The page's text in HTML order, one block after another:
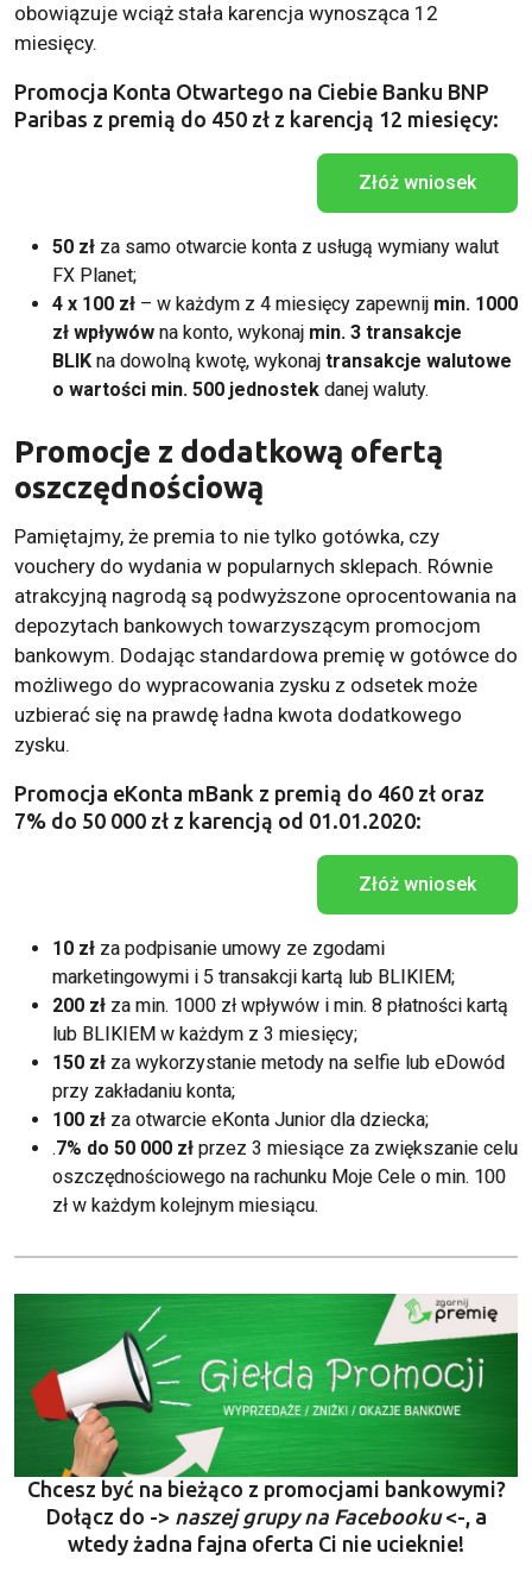
obowiązuje wciąż stała karencja wynosząca 12
miesięcy.
Promocja Konta Otwartego na Ciebie Banku BNP
Paribas z premią do 450 zł z karencją 12 miesięcy:
Złóż wniosek
50 zł za samo otwarcie konta z usługą wymiany walut
FX Planet;
4 x 100 zł – w każdym z 4 miesięcy zapewnij min. 1000
zł wpływów na konto, wykonaj min. 3 transakcje
BLIK na dowolną kwotę, wykonaj transakcje walutowe
o wartości min. 500 jednostek danej waluty.
Promocje z dodatkową ofertą
oszczędnościową
Pamiętajmy, że premia to nie tylko gotówka, czy
vouchery do wydania w popularnych sklepach. Równie
atrakcyjną nagrodą są podwyższone oprocentowania na
depozytach bankowych towarzyszącym promocjom
bankowym. Dodając standardowa premię w gotówce do
możliwego do wypracowania zysku z odsetek może
uzbierać się na prawdę ładna kwota dodatkowego
zysku.
Promocja eKonta mBank z premią do 460 zł oraz
7% do 50 000 zł z karencją od 01.01.2020:
Złóż wniosek
10 zł za podpisanie umowy ze zgodami
marketingowymi i 5 transakcji kartą lub BLIKIEM;
200 zł za min. 1000 zł wpływów i min. 8 płatności kartą
lub BLIKIEM w każdym z 3 miesięcy;
150 zł za wykorzystanie metody na selfie lub eDowód
przy zakładaniu konta;
100 zł za otwarcie eKonta Junior dla dziecka;
.7% do 50 000 zł przez 3 miesiące za zwiększanie celu
oszczędnościowego na rachunku Moje Cele o min. 100
zł w każdym kolejnym miesiącu.
Chcesz być na bieżąco z promocjami bankowymi?
Dołącz do -> naszej grupy na Facebooku<-, a
wtedy żadna fajna oferta Ci nie ucieknie!